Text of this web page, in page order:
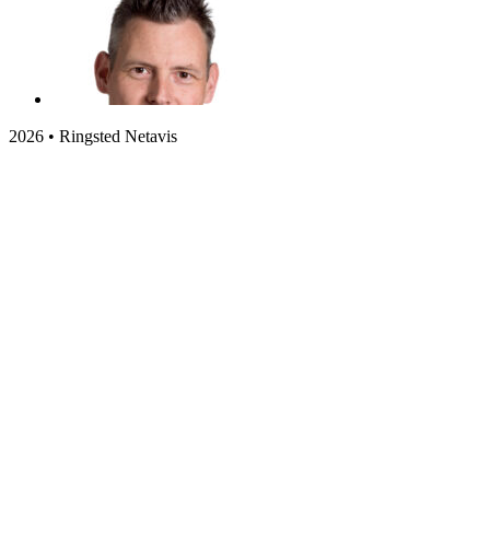
2026 • Ringsted Netavis